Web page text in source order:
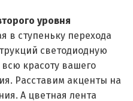
уровня
в ступеньку перехода
светодиодную
красоту вашего
Расставим акценты на
А цветная лента